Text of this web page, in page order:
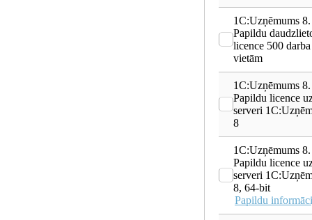
1C:Uzņēmums 8.
Papildu
licence 500 darba
vietām
1C:Uzņēmums 8.
Papildu licence
serveri
8
1C:Uzņēmums 8.
Papildu licence
serveri
8, 64-bit
Papildu